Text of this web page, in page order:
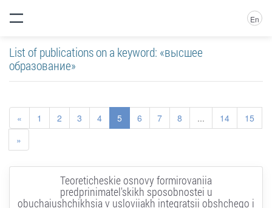
En
List of publications on a keyword: «высшее
образование»
« 1 2 3 4 5 6 7 8 ... 14
15
»
Teoreticheskie osnovy formirovaniia
predprinimatel'skikh sposobnostei u
obuchaiushchikhsia v usloviiakh integratsii obshchego i